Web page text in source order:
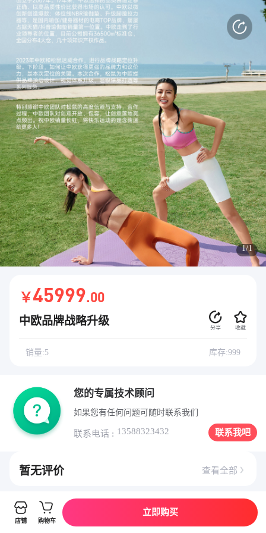
感受更好的使用体验
1/1
￥45999.00
中欧品牌战略升级
分享 收藏
销量:5 库存:999
您的专属技术顾问
如果您有任何问题可随时联系我们
联系电话 : 13588323432 联系我吧
暂无评价 查看全部
详情介绍
(3s)
店铺 购物车
立即购买
(3s)